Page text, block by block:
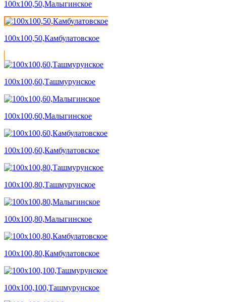
100х100,50,Малыгинское
100х100,50,Камбулатовское
100х100,60,Ташмурунское
100х100,60,Малыгинское
100х100,60,Камбулатовское
100х100,80,Ташмурунское
100х100,80,Малыгинское
100х100,80,Камбулатовское
100х100,100,Ташмурунское